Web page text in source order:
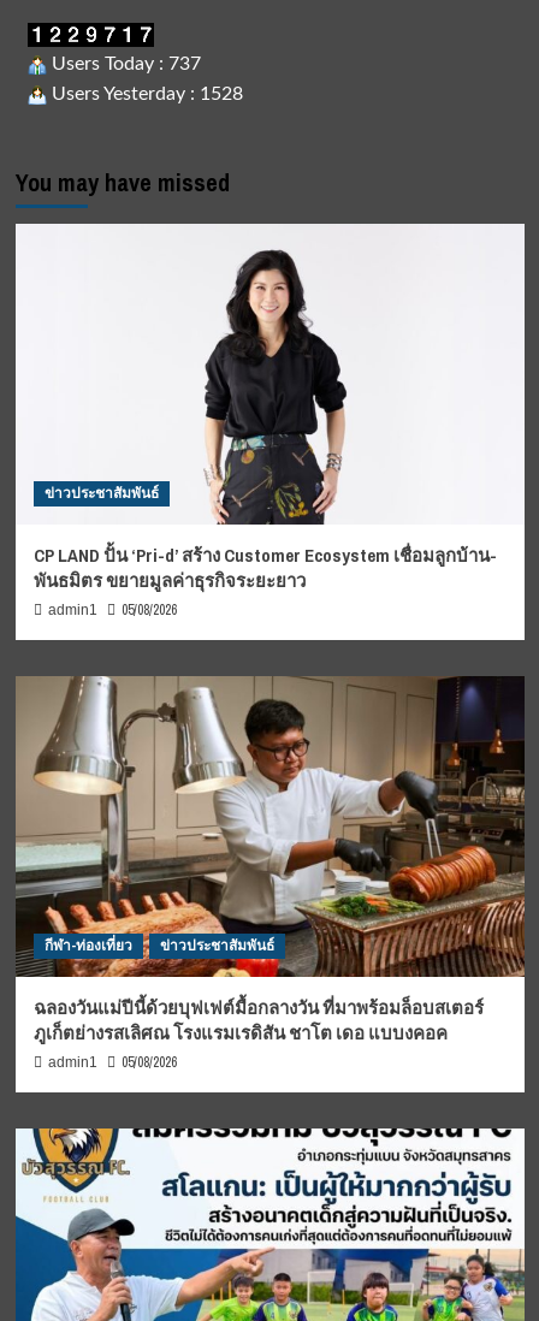
Users Today : 737
Users Yesterday : 1528
You may have missed
ข่าวประชาสัมพันธ์
CP LAND ปั้น ‘Pri-d’ สร้าง Customer Ecosystem เชื่อมลูกบ้าน-
พันธมิตร ขยายมูลค่าธุรกิจระยะยาว
admin1 05/08/2026
กีฬา-ท่องเที่ยว ข่าวประชาสัมพันธ์
ฉลองวันแม่ปีนี้ด้วยบุฟเฟต์มื้อกลางวัน ที่มาพร้อมล็อบสเตอร์
ภูเก็ตย่างรสเลิศณ โรงแรมเรดิสัน ชาโต เดอ แบบงคอค
admin1 05/08/2026